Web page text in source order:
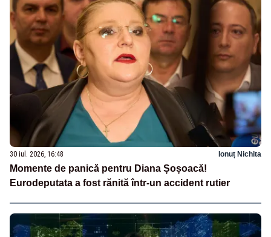
30 iul. 2026, 16:48 Ionuț Nichita
Momente de panică pentru Diana Șoșoacă!
Eurodeputata a fost rănită într-un accident rutier